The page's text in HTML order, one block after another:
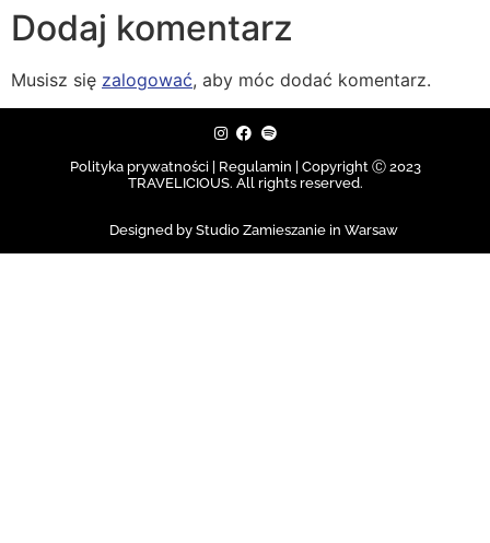
Dodaj komentarz
Musisz się zalogować, aby móc dodać komentarz.
Polityka prywatności | Regulamin |
Copyright Ⓒ 2023
TRAVELICIOUS. All rights reserved.
Designed by Studio Zamieszanie in Warsaw